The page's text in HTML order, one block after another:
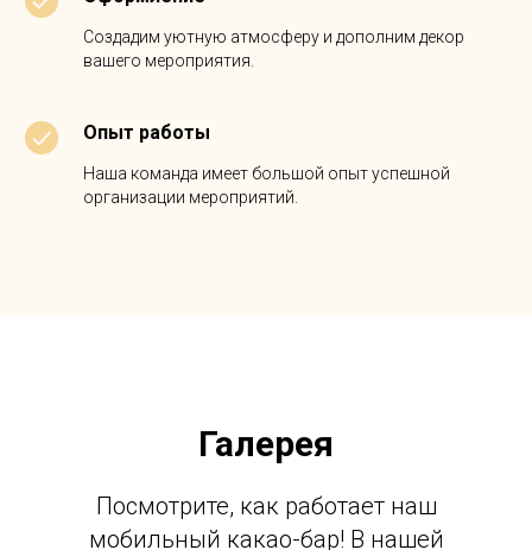
Создадим уютную атмосферу и дополним декор
вашего мероприятия.
Опыт работы
Наша команда имеет большой опыт успешной
организации мероприятий.
Галерея
Посмотрите, как работает наш
мобильный какао-бар! В нашей